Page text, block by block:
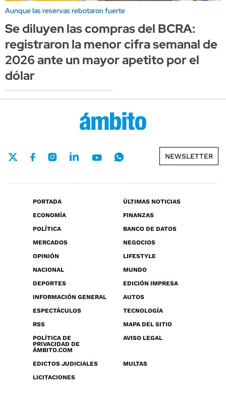
Aunque las reservas rebotaron fuerte
Se diluyen las compras del BCRA:
registraron la menor cifra semanal de
2026 ante un mayor apetito por el
dólar
NEWSLETTER
PORTADA
ÚLTIMAS NOTICIAS
ECONOMÍA
FINANZAS
POLÍTICA
BANCO DE DATOS
MERCADOS
NEGOCIOS
OPINIÓN
LIFESTYLE
NACIONAL
MUNDO
DEPORTES
EDICIÓN IMPRESA
INFORMACIÓN GENERAL
AUTOS
ESPECTÁCULOS
TECNOLOGÍA
RSS
MAPA DEL SITIO
POLÍTICA DE
PRIVACIDAD DE
ÁMBITO.COM
AVISO LEGAL
EDICTOS JUDICIALES
MULTAS
LICITACIONES